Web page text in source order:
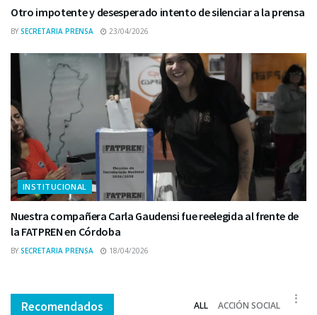
Otro impotente y desesperado intento de silenciar a la prensa
BY SECRETARIA PRENSA 23/04/2026
INSTITUCIONAL
Nuestra compañera Carla Gaudensi fue reelegida al frente de
la FATPREN en Córdoba
BY SECRETARIA PRENSA 18/04/2026
Recomendados ALL ACCIÓN SOCIAL